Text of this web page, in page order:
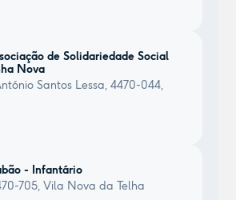
de Solidariedade Social
Nova
Santos Lessa, 4470-044,
- Infantário
705, Vila Nova da Telha